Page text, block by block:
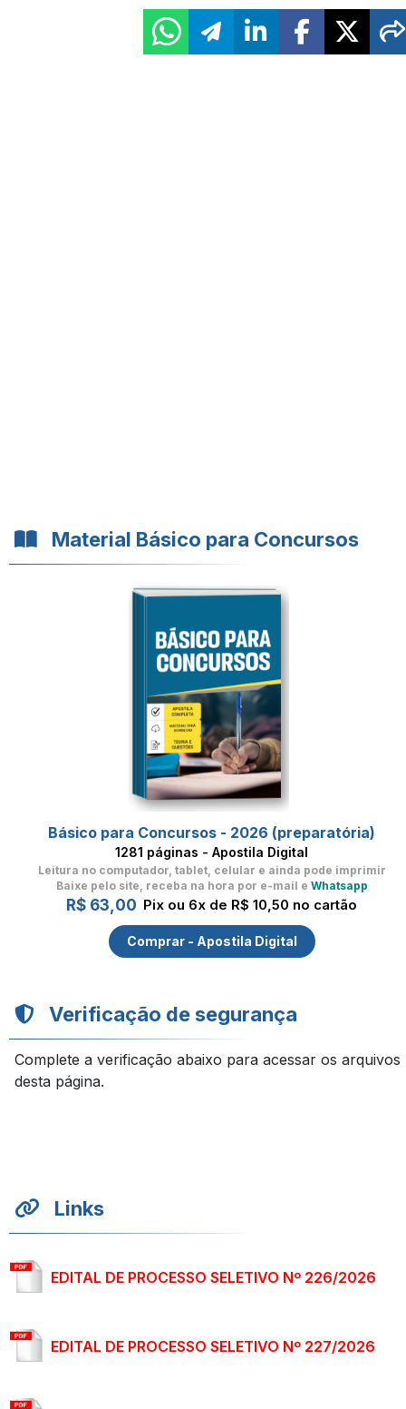
Material Básico para Concursos
Básico para Concursos - 2026 (preparatória)
1281 páginas - Apostila Digital
Leitura no computador, tablet, celular e ainda pode imprimir
Baixe pelo site, receba na hora por e-mail e Whatsapp
R$ 63,00 Pix ou 6x de R$ 10,50 no cartão
Comprar - Apostila Digital
Verificação de segurança
Complete a verificação abaixo para acessar os arquivos
desta página.
Links
EDITAL DE PROCESSO SELETIVO Nº 226/2026
EDITAL DE PROCESSO SELETIVO Nº 227/2026